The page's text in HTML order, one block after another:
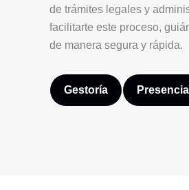
de trámites legales y
facilitarte este proceso,
de manera segura y rápida.
Gestoría Presencial